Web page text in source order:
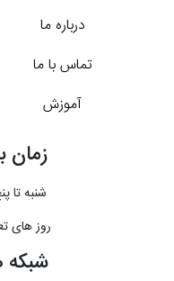
درباره ما
تماس با ما
آموزش
زمان
شنبه تا
روز های
شبکه